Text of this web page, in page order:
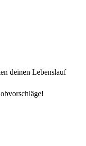
deinen Lebenslauf